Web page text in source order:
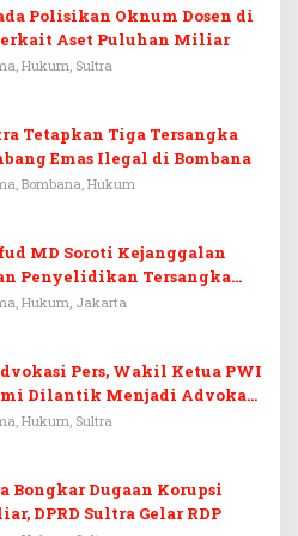
Polisikan Oknum Dosen di
Aset Puluhan Miliar
Hukum, Sultra
Tetapkan Tiga Tersangka
Emas Ilegal di Bombana
Bombana, Hukum
MD Soroti Kejanggalan
Penyelidikan Tersangka
Hukum, Jakarta
Pers, Wakil Ketua PWI
Dilantik Menjadi Advokat
Hukum, Sultra
Bongkar Dugaan Korupsi
DPRD Sultra Gelar RDP